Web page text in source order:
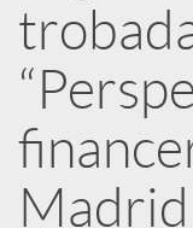
e
s
Madrid